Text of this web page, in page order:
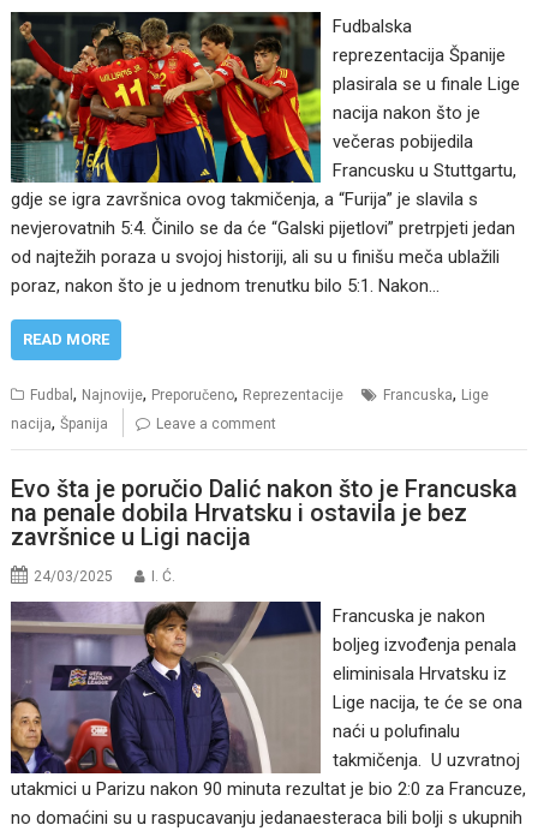
Fudbalska
reprezentacija Španije
plasirala se u finale Lige
nacija nakon što je
večeras pobijedila
Francusku u Stuttgartu,
gdje se igra završnica ovog takmičenja, a “Furija” je slavila s
nevjerovatnih 5:4. Činilo se da će “Galski pijetlovi” pretrpjeti jedan
od najtežih poraza u svojoj historiji, ali su u finišu meča ublažili
poraz, nakon što je u jednom trenutku bilo 5:1. Nakon…
READ MORE
Fudbal, Najnovije, Preporučeno, Reprezentacije Francuska, Lige
nacija,Španija Leave a comment
Evo šta je poručio Dalić nakon što je Francuska
na penale dobila Hrvatsku i ostavila je bez
završnice u Ligi nacija
24/03/2025 I. Ć.
Francuska je nakon
boljeg izvođenja penala
eliminisala Hrvatsku iz
Lige nacija, te će se ona
naći u polufinalu
takmičenja. U uzvratnoj
utakmici u Parizu nakon 90 minuta rezultat je bio 2:0 za Francuze,
no domaćini su u raspucavanju jedanaesteraca bili bolji s ukupnih